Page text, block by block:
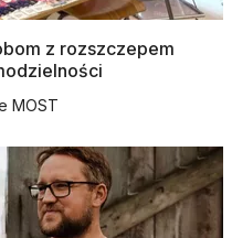
z rozszczepem
MOST